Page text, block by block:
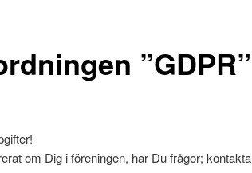
”GDPR”
om Dig i föreningen, har Du frågor; kontakta